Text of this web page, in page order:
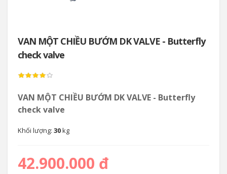
VAN MỘT CHIỀU BƯỚM DK VALVE - Butterfly
check valve
VAN MỘT CHIỀU BƯỚM DK VALVE - Butterfly
check valve
Khối lượng: 30kg
42.900.000 đ